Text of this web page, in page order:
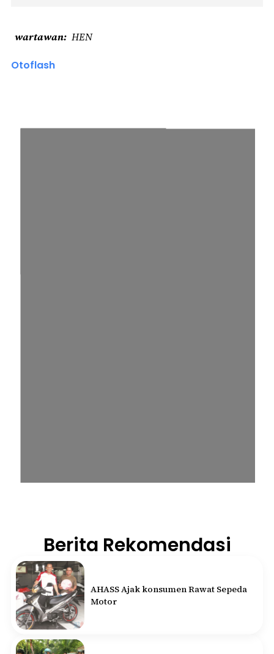
wartawan HEN
Otoflash
Berita Rekomendasi
AHASS Ajak konsumen Rawat Sepeda
Motor